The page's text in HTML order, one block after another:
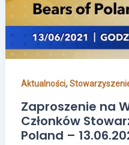
Aktualności,
Zaproszenie na
Członków
Poland –
Stowarzyszenia
Bears
Poland
13.06.2021